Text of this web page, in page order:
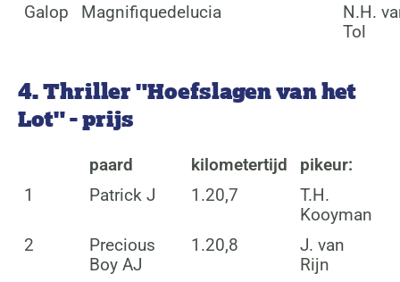
Galop
Magnifiquedelucia
N.H.
Tol
4. Thriller "Hoefslagen van het
Lot" - prijs
paard kilometertijd
pikeur:
1
Patrick J 1.20,7
T.H.
Kooyman
2
Precious
Boy AJ
1.20,8
J. van
Rijn